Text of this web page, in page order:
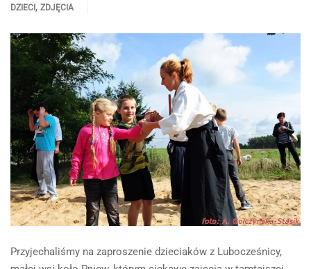
DZIECI , ZDJĘCIA
Przyjechaliśmy na zaproszenie dzieciaków z Lubocześnicy,